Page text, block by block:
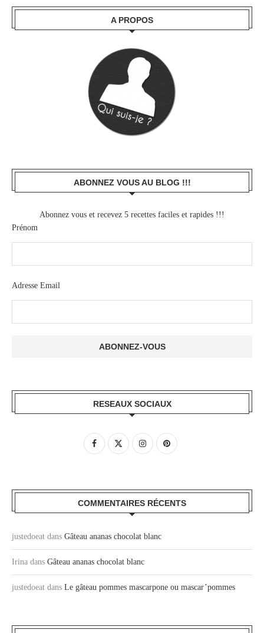
A PROPOS
ABONNEZ VOUS AU BLOG !!!
Abonnez vous et recevez 5 recettes faciles et rapides !!!
Prénom
Adresse Email
RESEAUX SOCIAUX
COMMENTAIRES RÉCENTS
justedoeat dans Gâteau ananas chocolat blanc
Irina dans Gâteau ananas chocolat blanc
justedoeat dans Le gâteau pommes mascarpone ou mascar’pommes